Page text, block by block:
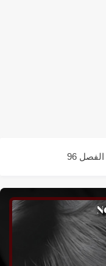
95
93
92
91